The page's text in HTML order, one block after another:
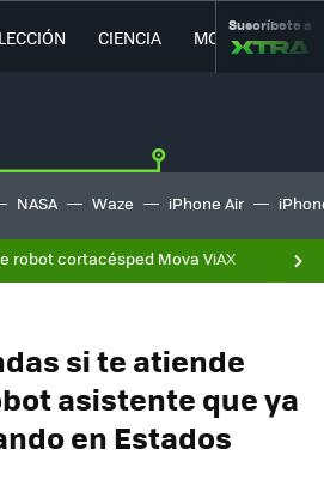
CIENCIA MOVILIDAD
Suscríbete a
NASA Waze iPhone Air
robot cortacésped Mova ViAX
si te atiende
asistente que ya
en Estados